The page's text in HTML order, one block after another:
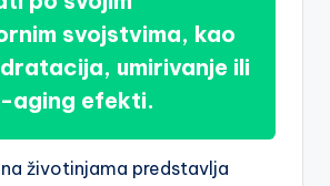
svojstvima, kao
umirivanje ili
aging efekti.
životinjama predstavlja